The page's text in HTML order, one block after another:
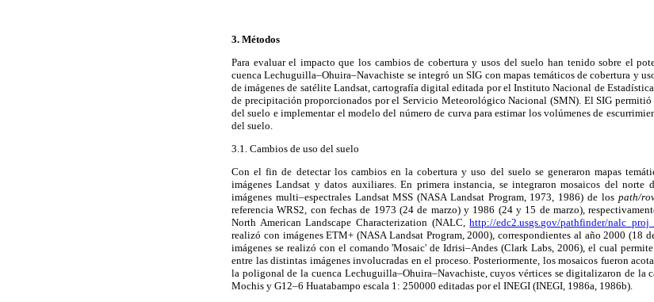
3. Métodos
Para evaluar el impacto que los cambios de cobertura y usos del suelo han tenido sobre el
cuenca Lechuguilla–Ohuira–Navachiste se integró un SIG con mapas temáticos de cobertura y
de imágenes de satélite Landsat, cartografía digital editada por el Instituto Nacional de
de precipitación proporcionados por el Servicio Meteorológico Nacional (SMN). El SIG permitió
del suelo e implementar el modelo del número de curva para estimar los volúmenes de
del suelo.
3.1. Cambios de uso del suelo
Con el fin de detectar los cambios en la cobertura y uso del suelo se generaron mapas
imágenes Landsat y datos auxiliares. En primera instancia, se integraron mosaicos del norte
imágenes multi–espectrales Landsat MSS (NASA Landsat Program, 1973, 1986) de los path/
referencia WRS2, con fechas de 1973 (24 de marzo) y 1986 (24 y 15 de marzo),
North American Landscape Characterization (NALC,http://edc2.usgs.gov/pathfinder/
realizó con imágenes ETM+ (NASA Landsat Program, 2000), correspondientes al año 2000 (18
imágenes se realizó con el comando 'Mosaic' de Idrisi–Andes (Clark Labs, 2006), el cual
entre las distintas imágenes involucradas en el proceso. Posteriormente, los mosaicos fueron
la poligonal de la cuenca Lechuguilla–Ohuira–Navachiste, cuyos vértices se digitalizaron de la
Mochis y G12–6 Huatabampo escala 1: 250000 editadas por el INEGI (INEGI, 1986a, 1986b).